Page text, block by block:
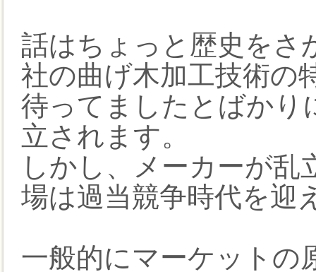
話はちょっと歴史をさ
社の曲げ木加工技術の
待ってましたとばかり
立されます。
しかし、メーカーが乱
場は過当競争時代を迎
一般的にマーケットの